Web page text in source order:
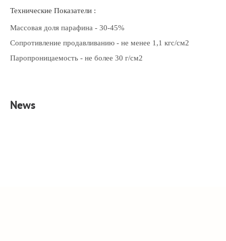
Технические Показатели :
Массовая доля парафина - 30-45%
Сопротивление продавливанию - не менее 1,1 кгс/см2
Паропроницаемость - не более 30 г/см2
News